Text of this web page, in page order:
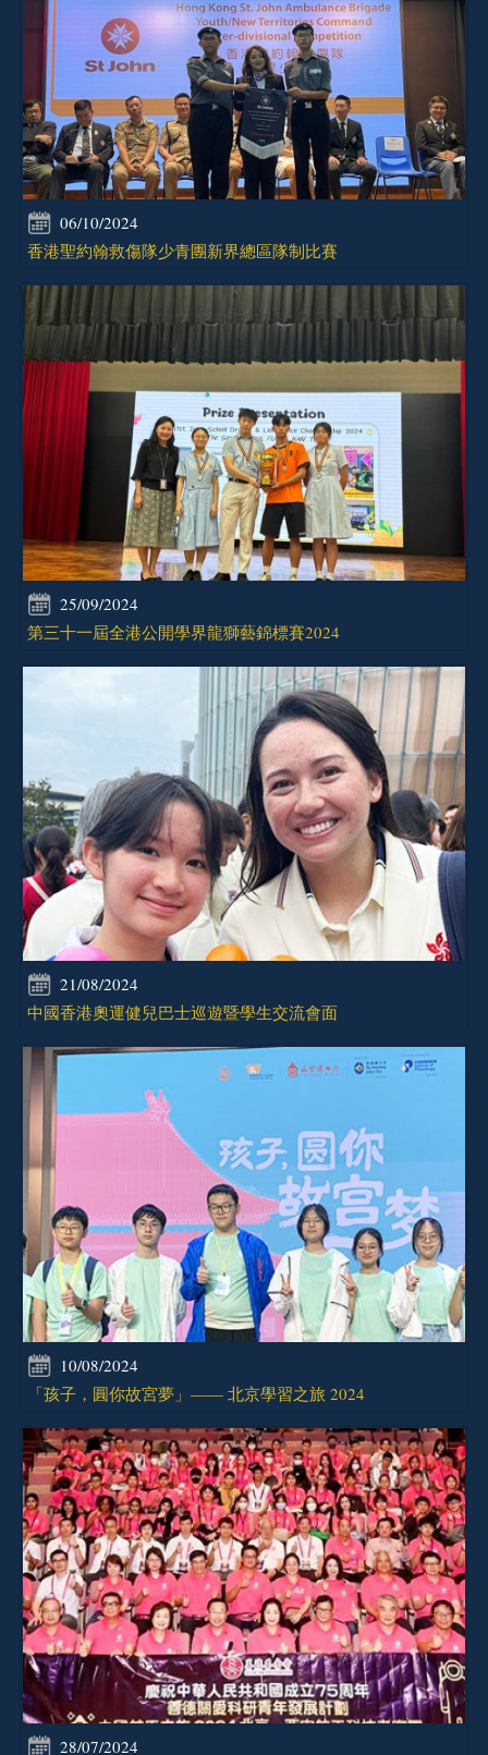
06/10/2024
香港聖約翰救傷隊少青團新界總區隊制比賽
25/09/2024
第三十一屆全港公開學界龍獅藝錦標賽2024
21/08/2024
中國香港奧運健兒巴士巡遊暨學生交流會面
10/08/2024
「孩子，圓你故宮夢」—— 北京學習之旅 2024
28/07/2024